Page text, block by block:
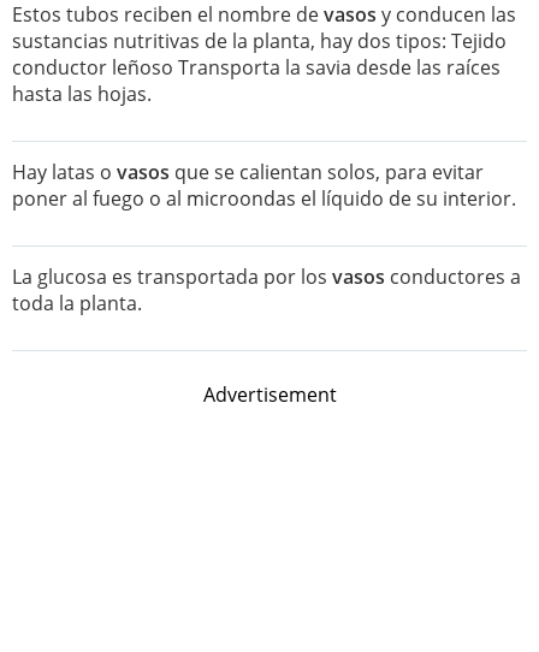
Estos tubos reciben el nombre devasos y conducen las
sustancias nutritivas de la planta, hay dos tipos: Tejido
conductor leñoso Transporta la savia desde las raíces
hasta las hojas.
Hay latas o vasos que se calientan solos, para evitar
poner al fuego o al microondas el líquido de su interior.
La glucosa es transportada por los vasos conductores a
toda la planta.
Advertisement